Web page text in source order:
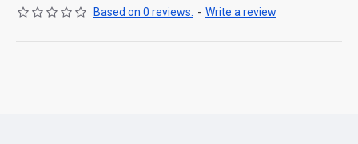
Based on 0 reviews. - Write a review